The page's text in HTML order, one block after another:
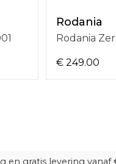
Rodania
Rodania
€ 249.00
en gratis levering vanaf